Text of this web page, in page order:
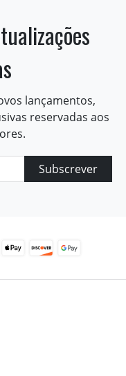
lançamentos,
reservadas aos
Subscrever